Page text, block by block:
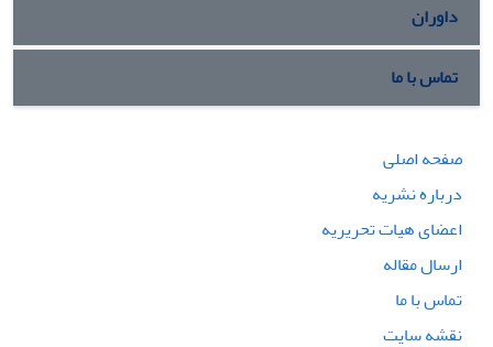
داوران
تماس با ما
صفحه اصلی
درباره نشریه
اعضای هیات تحریریه
ارسال مقاله
تماس با ما
نقشه سایت